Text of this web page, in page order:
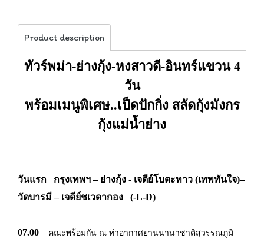
Product description
ทัวร์พม่า-ย่างกุ้ง-หงสาวดี-อินทร์แขวน 4
วัน
พร้อมเมนูพิเศษ..เป็ดปักกิ่ง สลัดกุ้งมังกร
กุ้งแม่น้ำย่าง
วันแรก กรุงเทพฯ – ย่างกุ้ง - เจดีย์โบตะทาว (เทพทันใจ)–
วัดบารมี – เจดีย์ชเวดากอง (-L-D)
07.00
คณะพร้อมกัน ณ ท่าอากาศยานนานาชาติสุวรรณภูมิ